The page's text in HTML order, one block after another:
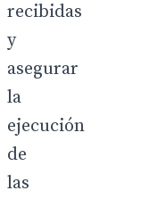
recibidas
y
asegurar
la
ejecución
de
las